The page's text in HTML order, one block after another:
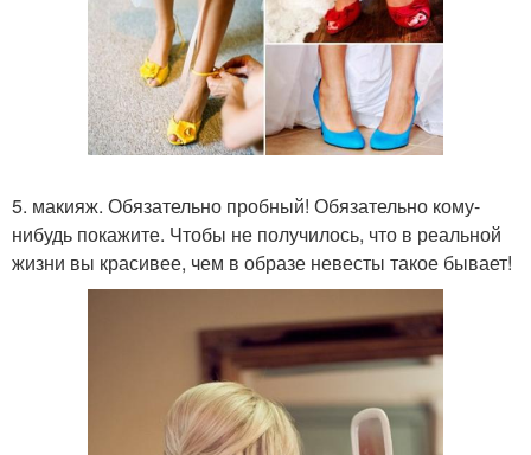
5. макияж. Обязательно пробный! Обязательно кому-
нибудь покажите. Чтобы не получилось, что в реальной
жизни вы красивее, чем в образе невесты такое бывает!